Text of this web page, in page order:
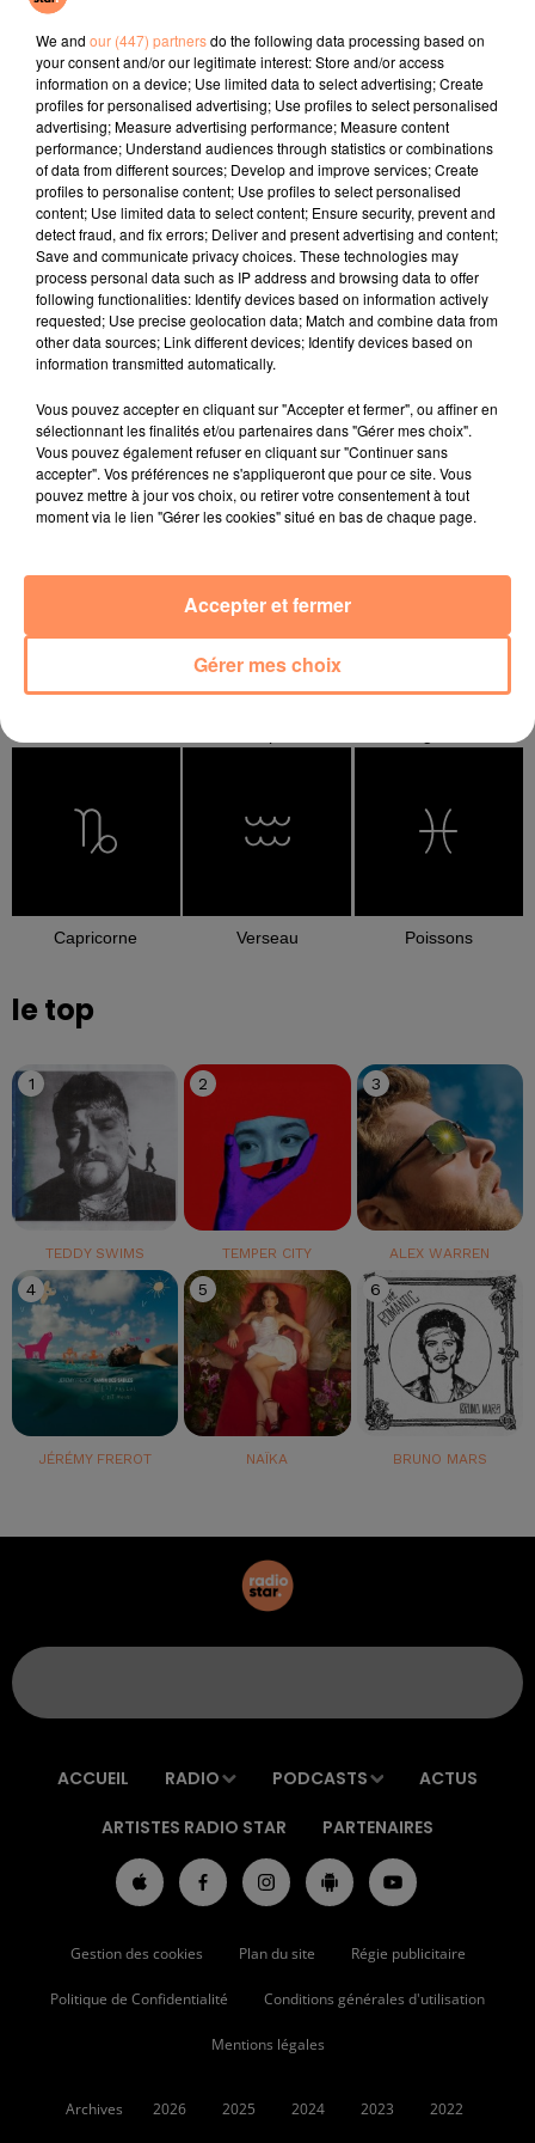
La Recette
l'horoscope
Bélier Taureau Gémeaux
Vierge
Capricorne Verseau Poissons
le top
1
TEDDY SWIMS
2
TEMPER CITY
3
ALEX WARREN
4
JÉRÉMY FREROT
5
NAÏKA
6
BRUNO MARS
ACCUEIL RADIO PODCASTS ACTUS
ARTISTES RADIO STAR PARTENAIRES
Gestion des cookies Plan du site Régie publicitaire
Politique de Confidentialité Conditions générales d'utilisation
Mentions légales
Archives 2026 2025 2024 2023 2022
We and our (447) partnersdo the following data processing based on
your consent and/or our legitimate interest: Store and/or access
information on a device; Use limited data to select advertising; Create
profiles for personalised advertising; Use profiles to select personalised
advertising; Measure advertising performance; Measure content
performance; Understand audiences through statistics or combinations
of data from different sources; Develop and improve services; Create
profiles to personalise content; Use profiles to select personalised
content; Use limited data to select content; Ensure security, prevent and
detect fraud, and fix errors; Deliver and present advertising and content;
Save and communicate privacy choices. These technologies may
process personal data such as IP address and browsing data to offer
following functionalities: Identify devices based on information actively
requested; Use precise geolocation data; Match and combine data from
other data sources; Link different devices; Identify devices based on
information transmitted automatically.
Vous pouvez accepter en cliquant sur "Accepter et fermer", ou affiner en
sélectionnant les finalités et/ou partenaires dans "Gérer mes choix".
Vous pouvez également refuser en cliquant sur "Continuer sans
accepter". Vos préférences ne s'appliqueront que pour ce site. Vous
pouvez mettre à jour vos choix, ou retirer votre consentement à tout
moment via le lien "Gérer les cookies" situé en bas de chaque page.
Gérer mes choix
Accepter et fermer